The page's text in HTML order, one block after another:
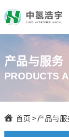
产品与服务
PRODUCTS
首页 > 产品与服